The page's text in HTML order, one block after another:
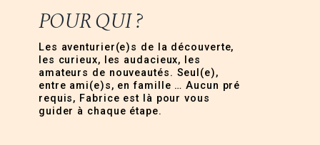
POUR QUI ?
Les aventurier(e)s de la découverte,
les curieux, les audacieux, les
amateurs de nouveautés. Seul(e),
entre ami(e)s, en famille … Aucun pré
requis, Fabrice est là pour vous
guider à chaque étape.